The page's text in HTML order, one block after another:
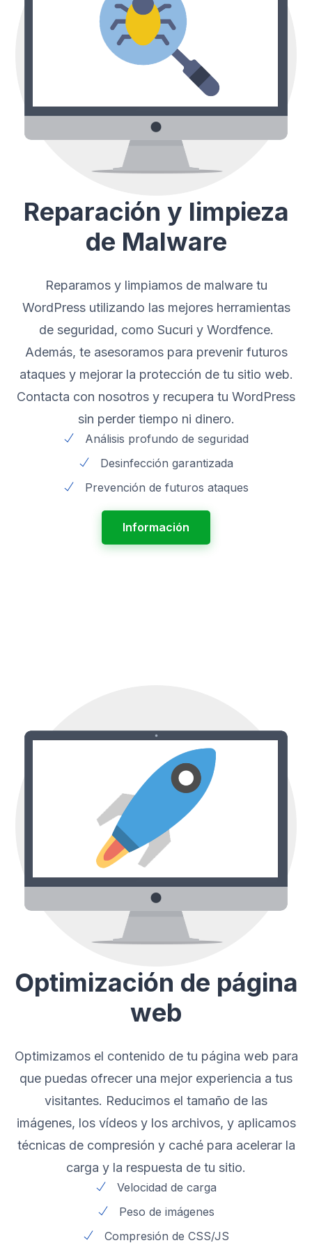
Reparación y limpieza
de Malware
Reparamos y limpiamos de malware tu
WordPress utilizando las mejores herramientas
de seguridad, como Sucuri y Wordfence.
Además, te asesoramos para prevenir futuros
ataques y mejorar la protección de tu sitio web.
Contacta con nosotros y recupera tu WordPress
sin perder tiempo ni dinero.
Análisis profundo de seguridad
Desinfección garantizada
Prevención de futuros ataques
Información
Optimización de página
web
Optimizamos el contenido de tu página web para
que puedas ofrecer una mejor experiencia a tus
visitantes. Reducimos el tamaño de las
imágenes, los vídeos y los archivos, y aplicamos
técnicas de compresión y caché para acelerar la
carga y la respuesta de tu sitio.
Velocidad de carga
Peso de imágenes
Compresión de CSS/JS